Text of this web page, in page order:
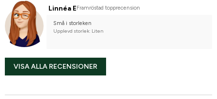
Linnéa E Framröstad topprecension
Små i storleken
Upplevd storlek: Liten
VISA ALLA RECENSIONER